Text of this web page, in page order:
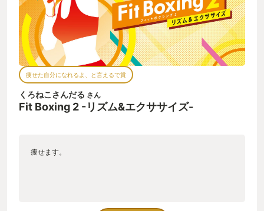
痩せた自分になれるよ、と言えるで賞
くろねこさんだる さん
Fit Boxing 2 -リズム&エクササイズ-
痩せます。